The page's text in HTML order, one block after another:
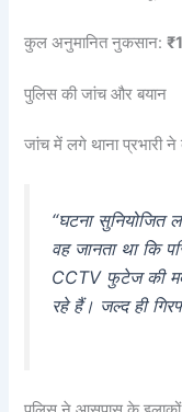
कुल अनुमानित नुकसान:
पुलिस की जांच और बयान
जांच में लगे थाना प्रभारी ने
“घटना सुनियोजित
वह जानता था कि
CCTV फुटेज की
रहे हैं। जल्द ही